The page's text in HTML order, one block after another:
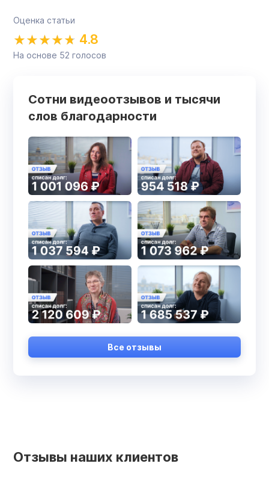
Оценка статьи
4.8
На основе 52 голосов
Сотни видеоотзывов и тысячи
слов благодарности
Все отзывы
Отзывы наших клиентов